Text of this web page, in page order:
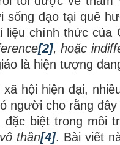
sống đạo tại quê
chính thức của
[2], hoặc
là hiện tượng
hội hiện đại,
người cho rằng
biệt trong môi
thần[4]. Bài viết